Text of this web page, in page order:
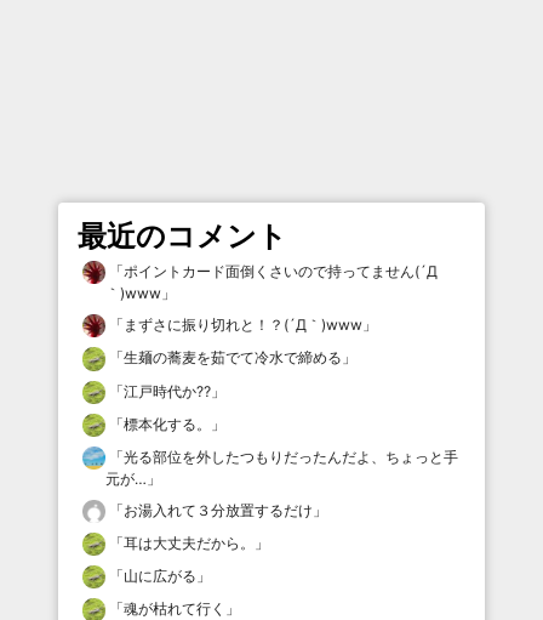
最近のコメント
「ポイントカード面倒くさいので持ってません(´Д
｀)www 」
「 まずさに振り切れと！？(´Д｀)www 」
「生麺の蕎麦を茹でて冷水で締める 」
「江戸時代か⁇ 」
「標本化する。
」
「光る部位を外したつもりだったんだよ、ちょっと手
元が… 」
「お湯入れて３分放置するだけ 」
「耳は大丈夫だから。
」
「山に広がる 」
「魂が枯れて行く 」